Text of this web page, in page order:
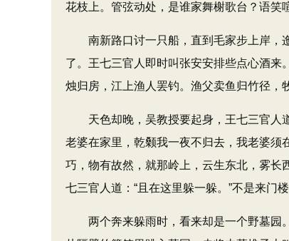
花枝上。管弦动处，是谁家舞榭歌台？语笑
南新路口讨一只船，直到毛家步上岸，迤
了。王七三官人即时叫张安安排些点心酒
烛归房，江上渔人罢钓。渔父卖鱼归竹径，
天色却晚，吴教授要起身，王七三官人道
老婆在家里，乾颡我一夜不归去，我老婆须
巧，物有故然，就那岭上，云生东北，雾长
七三官人道：​“且在这里躲一躲。​”不是来门
两个奔来躲雨时，看来却是一个野墓园。